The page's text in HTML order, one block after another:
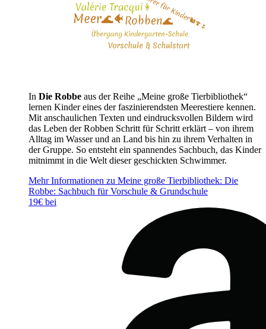
In Die Robbe aus der Reihe „Meine große Tierbibliothek“
lernen Kinder eines der faszinierendsten Meerestiere kennen.
Mit anschaulichen Texten und eindrucksvollen Bildern wird
das Leben der Robben Schritt für Schritt erklärt – von ihrem
Alltag im Wasser und an Land bis hin zu ihrem Verhalten in
der Gruppe. So entsteht ein spannendes Sachbuch, das Kinder
mitnimmt in die Welt dieser geschickten Schwimmer.
Mehr Informationen zu Meine große Tierbibliothek: Die
Robbe: Sachbuch für Vorschule & Grundschule
19€ bei